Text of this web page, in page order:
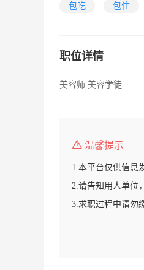
包吃 包住
职位详情
美容师 美容学徒
温馨提示
1.本平台仅供信息
2.请告知用人单位
3.求职过程中请勿